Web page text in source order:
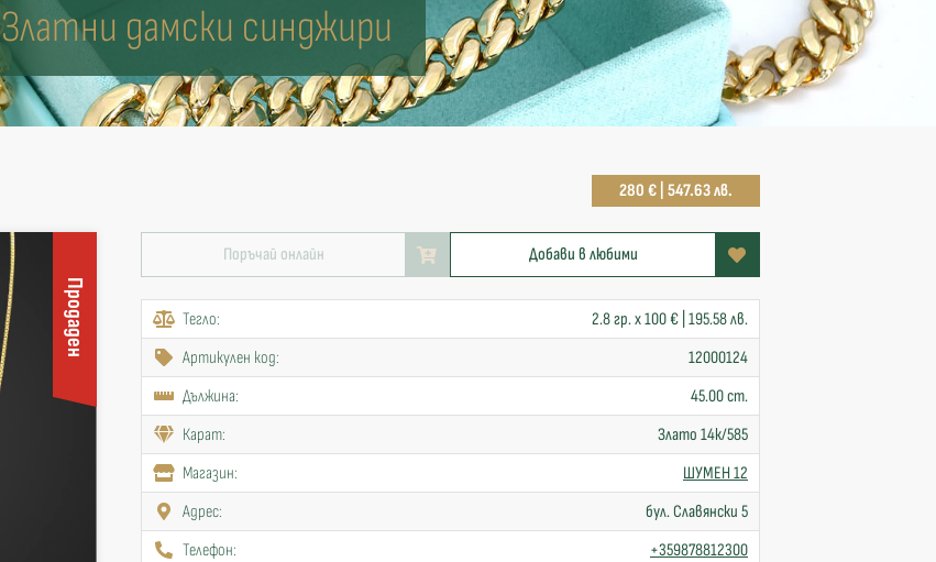
Златни дамски синджири
280 € | 547.63 лв.
Продаден
Поръчай онлайн Добави в любими
Тегло:
2.8 гр. x 100 € | 195.58 лв.
Артикулен код:
12000124
Дължина:
45.00 cm.
Карат:
Злато 14к/585
Mагазин:
ШУМЕН 12
Адрес:
бул. Славянски 5
Телефон:
+359878812300